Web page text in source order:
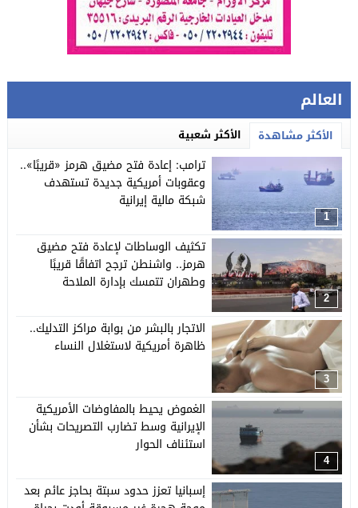
العالم
الأكثر مشاهدة الأكثر شعبية
1
ترامب: إعادة فتح مضيق هرمز «قريبًا»..
وعقوبات أمريكية جديدة تستهدف
شبكة مالية إيرانية
2
تكثيف الوساطات لإعادة فتح مضيق
هرمز.. واشنطن ترجح اتفاقًا قريبًا
وطهران تتمسك بإدارة الملاحة
3
الاتجار بالبشر من بوابة مراكز التدليك..
ظاهرة أمريكية لاستغلال النساء
4
الغموض يحيط بالمفاوضات الأمريكية
الإيرانية وسط تضارب التصريحات بشأن
استئناف الحوار
إسبانيا تعزز حدود سبتة بحاجز عائم بعد